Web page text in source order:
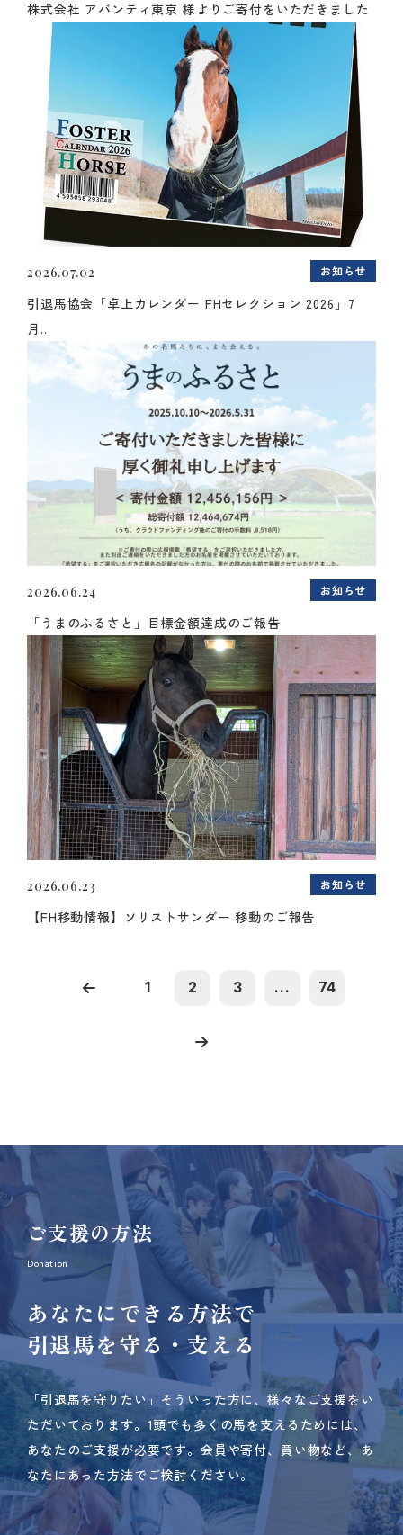
株式会社 アバンティ東京 様よりご寄付をいただきました
2026.07.02 お知らせ
引退馬協会「卓上カレンダー FHセレクション 2026」7
月...
2026.06.24 お知らせ
「うまのふるさと」目標金額達成のご報告
2026.06.23 お知らせ
【FH移動情報】ソリストサンダー 移動のご報告
1 2 3 ... 74
ご支援の方法
Donation
あなたにできる方法で
引退馬を守る・支える
「引退馬を守りたい」そういった方に、様々なご支援をい
ただいております。 1頭でも多くの馬を支えるためには、
あなたのご支援が必要です。 会員や寄付、買い物など、あ
なたにあった方法でご検討ください。